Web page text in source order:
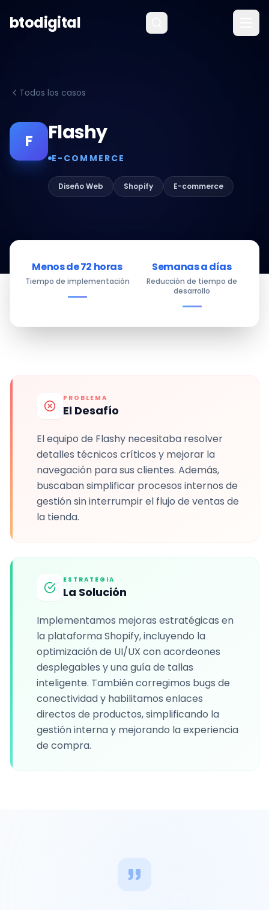
btodigital
Todos los casos
F Flashy
E-COMMERCE
Diseño Web Shopify E-commerce
Menos de 72 horas
Tiempo de implementación
Semanas a días
Reducción de tiempo de
desarrollo
PROBLEMA
El Desafío
El equipo de Flashy necesitaba resolver
detalles técnicos críticos y mejorar la
navegación para sus clientes. Además,
buscaban simplificar procesos internos de
gestión sin interrumpir el flujo de ventas de
la tienda.
ESTRATEGIA
La Solución
Implementamos mejoras estratégicas en
la plataforma Shopify, incluyendo la
optimización de UI/UX con acordeones
desplegables y una guía de tallas
inteligente. También corregimos bugs de
conectividad y habilitamos enlaces
directos de productos, simplificando la
gestión interna y mejorando la experiencia
de compra.